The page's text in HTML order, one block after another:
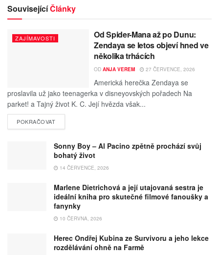
SouvisejícíČlánky
ZAJÍMAVOSTI
Od Spider-Mana až po Dunu:
Zendaya se letos objeví hned ve
několika trhácích
OD ANJA VEREM 27 ČERVENCE, 2026
Americká herečka Zendaya se
proslavila už jako teenagerka v disneyovských pořadech Na
parket! a Tajný život K. C. Její hvězda však...
POKRAČOVAT
Sonny Boy – Al Pacino zpětně prochází svůj
bohatý život
14 ČERVENCE, 2026
Marlene Dietrichová a její utajovaná sestra je
ideální kniha pro skutečné filmové fanoušky a
fanynky
10 ČERVNA, 2026
Herec Ondřej Kubina ze Survivoru a jeho lekce
rozdělávání ohně na Farmě